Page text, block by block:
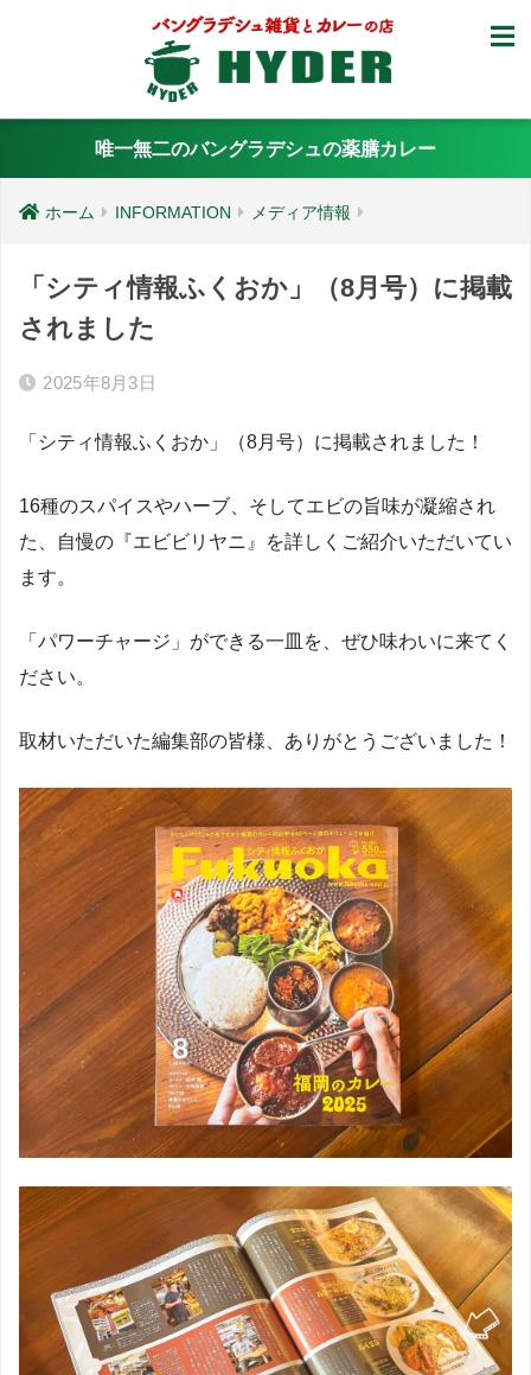
唯一無二のバングラデシュの薬膳カレー
ホーム INFORMATION メディア情報
「シティ情報ふくおか」（8月号）に掲載
されました
2025年8月3日
「シティ情報ふくおか」（8月号）に掲載されました！
16種のスパイスやハーブ、そしてエビの旨味が凝縮され
た、自慢の『エビビリヤニ』を詳しくご紹介いただいてい
ます。
「パワーチャージ」ができる一皿を、ぜひ味わいに来てく
ださい。
取材いただいた編集部の皆様、ありがとうございました！